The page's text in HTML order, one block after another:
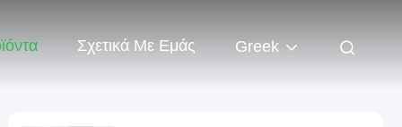
Σχετικά Με Εμάς Greek